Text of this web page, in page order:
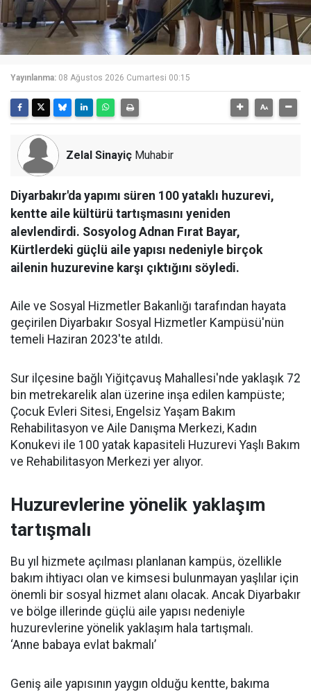
Yayınlanma: 08 Ağustos 2026 Cumartesi 00:15
Zelal Sinayiç Muhabir
Diyarbakır'da yapımı süren 100 yataklı huzurevi,
kentte aile kültürü tartışmasını yeniden
alevlendirdi. Sosyolog Adnan Fırat Bayar,
Kürtlerdeki güçlü aile yapısı nedeniyle birçok
ailenin huzurevine karşı çıktığını söyledi.
Aile ve Sosyal Hizmetler Bakanlığı tarafından hayata
geçirilen Diyarbakır Sosyal Hizmetler Kampüsü'nün
temeli Haziran 2023'te atıldı.
Sur ilçesine bağlı Yiğitçavuş Mahallesi'nde yaklaşık 72
bin metrekarelik alan üzerine inşa edilen kampüste;
Çocuk Evleri Sitesi, Engelsiz Yaşam Bakım
Rehabilitasyon ve Aile Danışma Merkezi, Kadın
Konukevi ile 100 yatak kapasiteli Huzurevi Yaşlı Bakım
ve Rehabilitasyon Merkezi yer alıyor.
Huzurevlerine yönelik yaklaşım
tartışmalı
Bu yıl hizmete açılması planlanan kampüs, özellikle
bakım ihtiyacı olan ve kimsesi bulunmayan yaşlılar için
önemli bir sosyal hizmet alanı olacak. Ancak Diyarbakır
ve bölge illerinde güçlü aile yapısı nedeniyle
huzurevlerine yönelik yaklaşım hala tartışmalı.
‘Anne babaya evlat bakmalı’
Geniş aile yapısının yaygın olduğu kentte, bakıma